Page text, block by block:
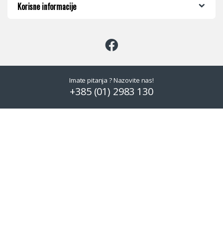
Korisne informacije
Imate pitanja ? Nazovite nas!
+385 (01) 2983 130